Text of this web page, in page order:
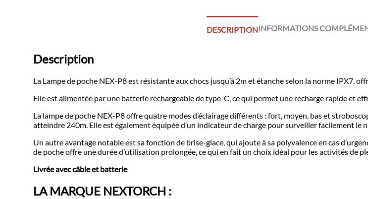
DESCRIPTIONINFORMATIONS
Description
La Lampe de poche NEX-P8 est résistante aux chocs jusqu’à 2m et étanche selon la norme IPX7,
Elle est alimentée par une batterie rechargeable de type-C, ce qui permet une recharge rapide et
La lampe de poche NEX-P8 offre quatre modes d’éclairage différents : fort, moyen, bas et
atteindre 240m. Elle est également équipée d’un indicateur de charge pour surveiller facilement le
Un autre avantage notable est sa fonction de brise-glace, qui ajoute à sa polyvalence en cas
de poche offre une durée d’utilisation prolongée, ce qui en fait un choix idéal pour les activités de
Livrée avec câble et batterie
LA MARQUE NEXTORCH :